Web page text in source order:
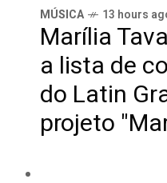
MÚSICA 13 hours
Marília
a lista de
do Latin
projeto